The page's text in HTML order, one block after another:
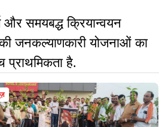
और समयबद्ध क्रियान्वयन
जनकल्याणकारी योजनाओं का
प्राथमिकता है.